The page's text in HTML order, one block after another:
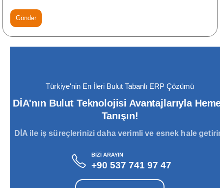
Türkiye'nin En İleri Bulut Tabanlı ERP Çözümü
DİA'nın Bulut Teknolojisi Avantajlarıyla
Tanışın!
DİA ile iş süreçlerinizi daha verimli ve esnek hale
BİZİ ARAYIN
+90 537 741 97 47